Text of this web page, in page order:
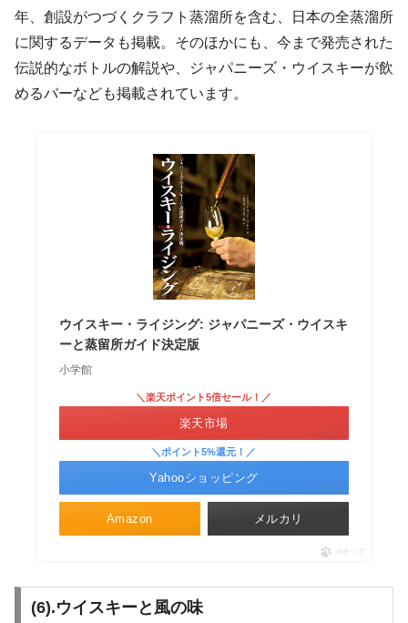
年、創設がつづくクラフト蒸溜所を含む、日本の全蒸溜所
に関するデータも掲載。そのほかにも、今まで発売された
伝説的なボトルの解説や、ジャパニーズ・ウイスキーが飲
めるバーなども掲載されています。
ウイスキー・ライジング: ジャパニーズ・ウイスキ
ーと蒸留所ガイド決定版
小学館
Amazon
＼楽天ポイント5倍セール！／
楽天市場
＼ポイント5%還元！／
Yahooショッピング
メルカリ
ポチップ
(6).ウイスキーと風の味